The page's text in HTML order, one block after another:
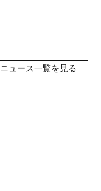
ニュース一覧を見る